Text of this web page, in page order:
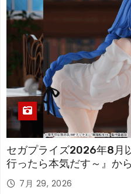
セガプライズ2026年8月
行ったら本気だす～』か
アが登場！
7月 29, 2026